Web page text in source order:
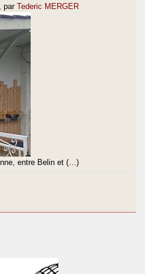
, par Tederic MERGER
entre Belin et (…)